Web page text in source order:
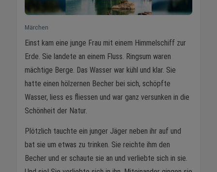
Märchen
Einst kam eine junge Frau mit einem Himmelschiff zur
Erde. Sie landete an einem Fluss. Ringsum waren
mächtige Berge. Das Wasser war kühl und klar. Sie
hatte einen hölzernen Becher bei sich, schöpfte
Wasser, liess es fliessen und war ganz versunken in die
Schönheit der Natur.
Plötzlich tauchte ein junger Jäger neben ihr auf und
bat sie um etwas zu trinken. Sie reichte ihm den
Becher und er schaute sie an und verliebte sich in sie.